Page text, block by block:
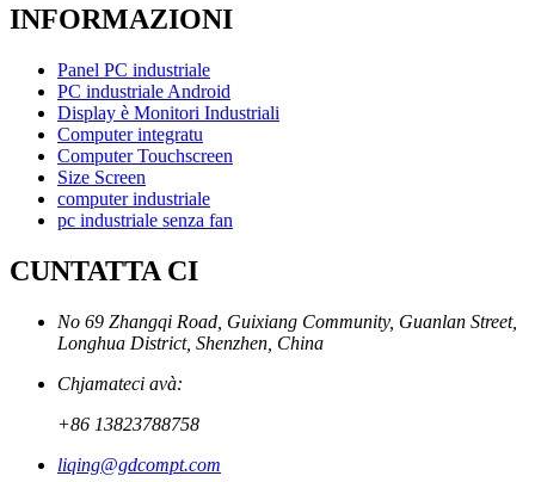
INFORMAZIONI
Panel PC industriale
PC industriale Android
Display è Monitori Industriali
Computer integratu
Computer Touchscreen
Size Screen
computer industriale
pc industriale senza fan
CUNTATTA CI
No 69 Zhangqi Road, Guixiang Community, Guanlan Street,
Longhua District, Shenzhen, China
Chjamateci avà:
+86 13823788758
liqing@gdcompt.com